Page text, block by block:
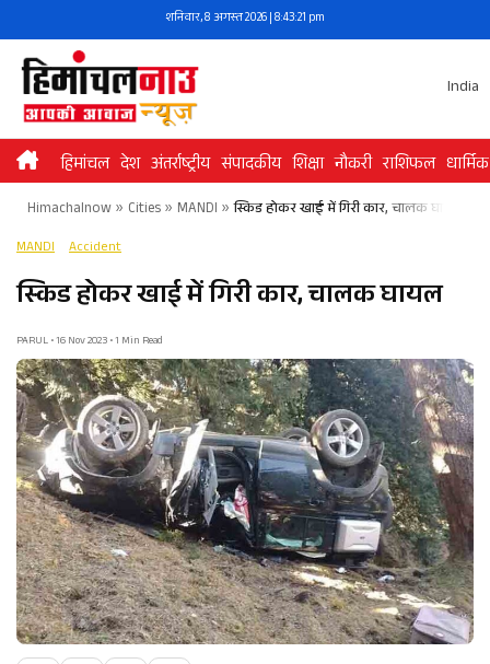
to
content
शनिवार, 8 अगस्त 2026 | 8:43:21 pm
India
हिमांचल देश अंतर्राष्ट्रीय संपादकीय शिक्षा नौकरी राशिफल धार्मिक
Himachalnow» Cities» MANDI » स्किड होकर खाई में गिरी कार, चालक घायल
MANDI Accident
स्किड होकर खाई में गिरी कार, चालक घायल
PARUL • 16 Nov 2023 • 1 Min Read